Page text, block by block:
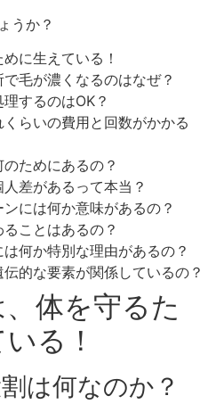
うか？
に生えている！
毛が濃くなるのはなぜ？
するのはOK？
らいの費用と回数がかかる
ためにあるの？
差があるって本当？
には何か意味があるの？
ことはあるの？
何か特別な理由があるの？
的な要素が関係しているの？
体を守るた
る！
は何なのか？